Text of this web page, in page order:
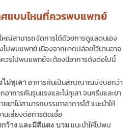
แบบไหนที่ควรพบแพทย์
หญ่สามารถจัดการได้ด้วยการดูแลตนเอง
ปพบแพทย์ เนื่องจากหากปล่อยไว้นานอาจ
วรไปพบแพทย์จะต้องมีอาการดังต่อไปนี้
ม่ทุเลา อาการคันเป็นสัญญาณบ่งบอกว่า
าการคันรุนแรงและไม่ทุเลา จนครีมและยา
ยาไม่สามารถบรรเทาอาการได้ แนะนำให้
เสี่ยงต่อการติดเชื้อ
ว้าง และมีสีแดง บวม แนะนำให้ไปพบ